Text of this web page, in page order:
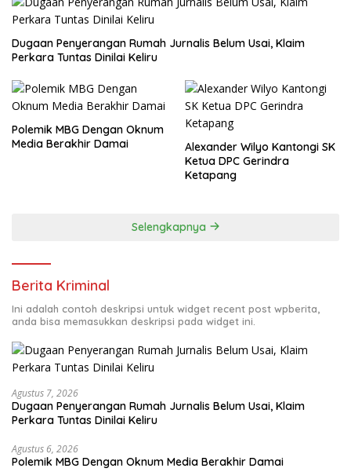
Dugaan Penyerangan Rumah Jurnalis Belum Usai, Klaim
Perkara Tuntas Dinilai Keliru
Polemik MBG Dengan Oknum
Media Berakhir Damai
Alexander Wilyo Kantongi SK
Ketua DPC Gerindra
Ketapang
Selengkapnya
Berita Kriminal
Ini adalah contoh deskripsi untuk widget recent post wpberita,
anda bisa memasukkan deskripsi pada widget ini.
Agustus 7, 2026
Dugaan Penyerangan Rumah Jurnalis Belum Usai, Klaim
Perkara Tuntas Dinilai Keliru
Agustus 6, 2026
Polemik MBG Dengan Oknum Media Berakhir Damai